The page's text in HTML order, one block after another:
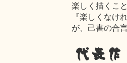
楽しく描くこ
『楽しくなけ
が、己書の合
代表作